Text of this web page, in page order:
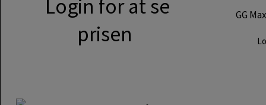
Login for at se
prisen
GG